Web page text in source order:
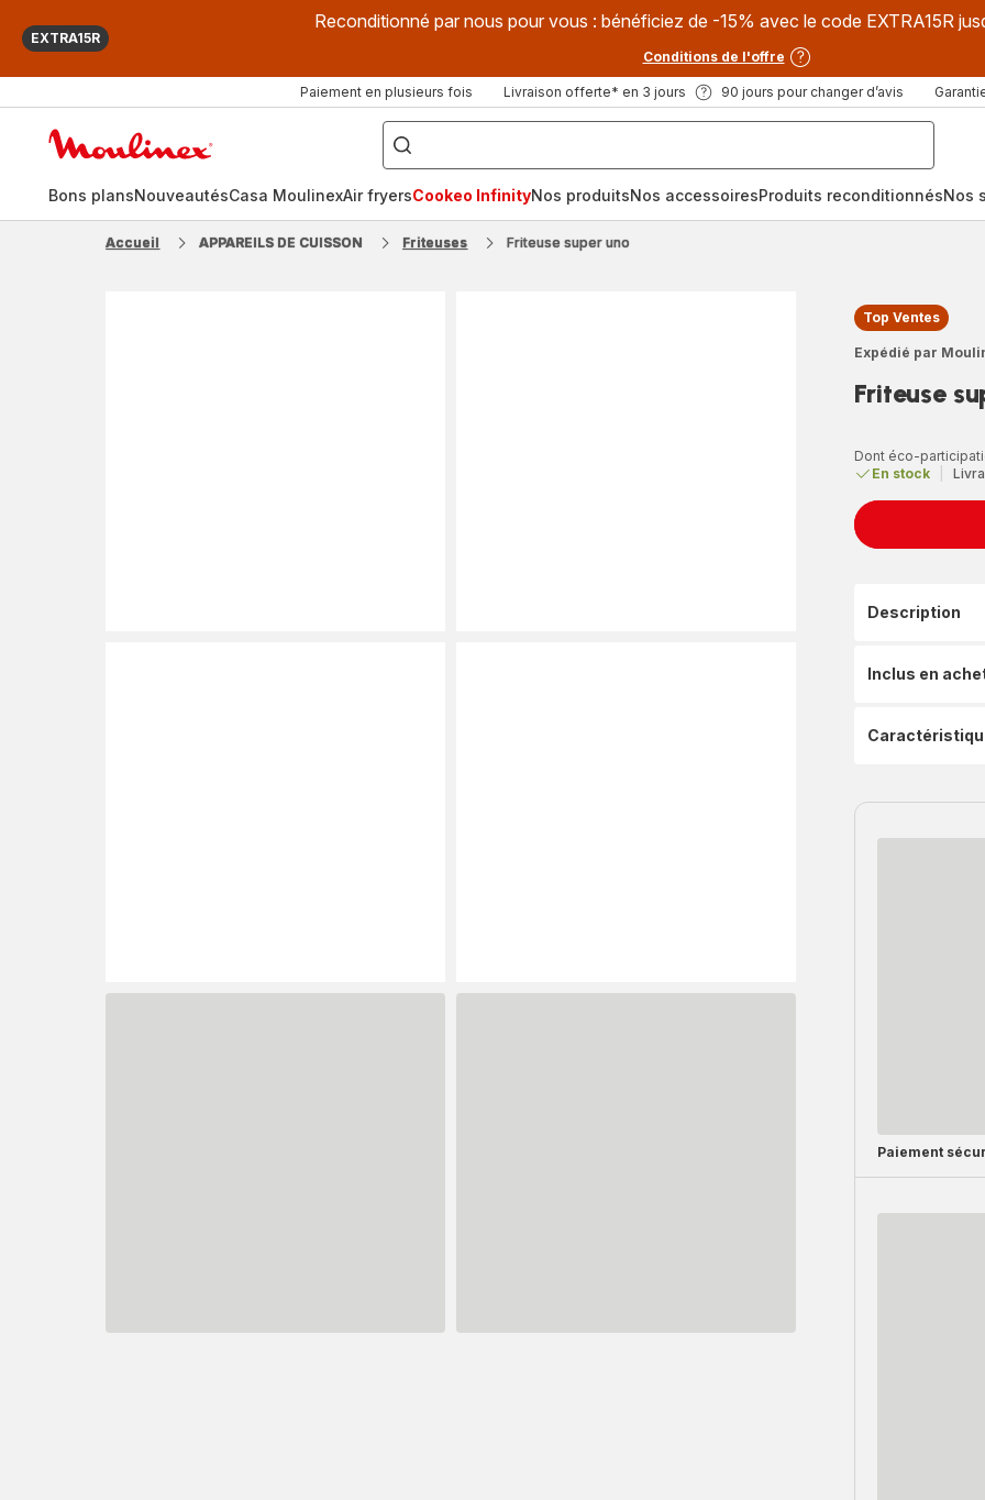
EXTRA15R
Reconditionné par nous pour vous : bénéficiez de -15% avec le code EXTRA15R
Conditions de l'offre
Paiement en plusieurs fois Livraison offerte* en 3 jours 90 jours pour changer d’avis
["Que
recherchez-
vous
?",
fryer",
"Companion"]
Bons plansNouveautésCasa MoulinexAir fryersCookeo InfinityNos produitsNos accessoiresProduits reconditionnésNos
Accueil APPAREILS DE CUISSON Friteuses Friteuse super uno
Top Ventes
Expédié par
Friteuse
Dont éco-
En stock
Description
Inclus en
Paiement